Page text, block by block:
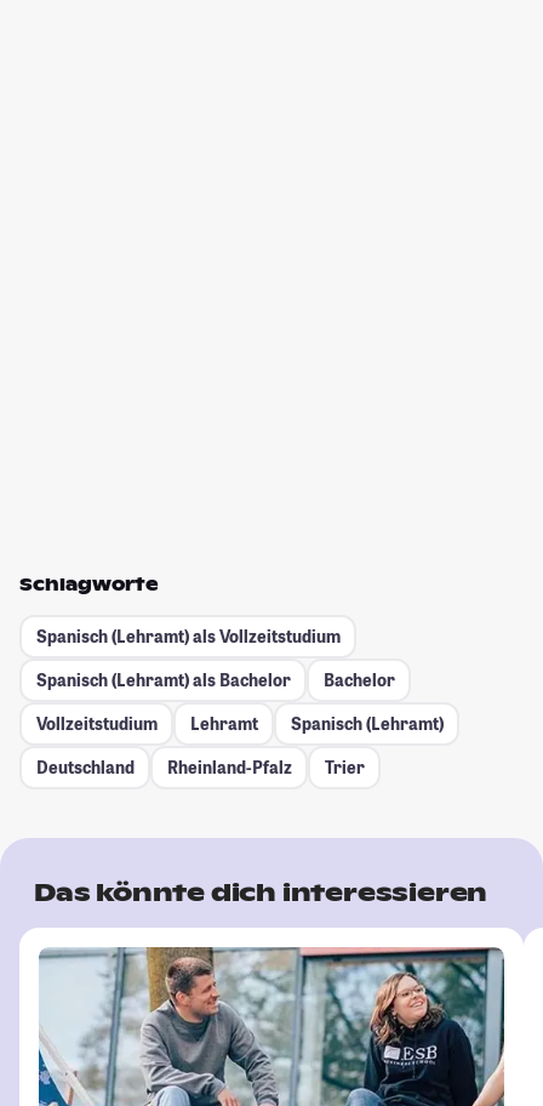
Schlagworte
Spanisch (Lehramt) als Vollzeitstudium
Spanisch (Lehramt) als Bachelor
Bachelor
Vollzeitstudium
Lehramt
Spanisch (Lehramt)
Deutschland
Rheinland-Pfalz Trier
Das könnte dich interessieren